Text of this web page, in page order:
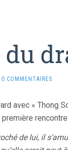
du
0 COMMENTAIRES
avec « Thong
de lui, il